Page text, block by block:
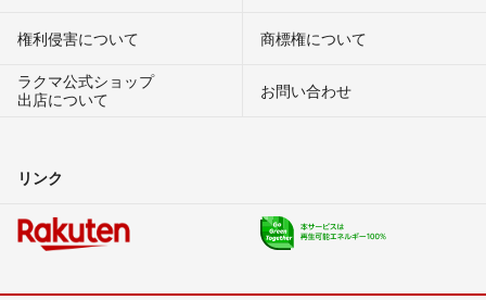
権利侵害について
商標権について
ラクマ公式ショップ
出店について
お問い合わせ
リンク